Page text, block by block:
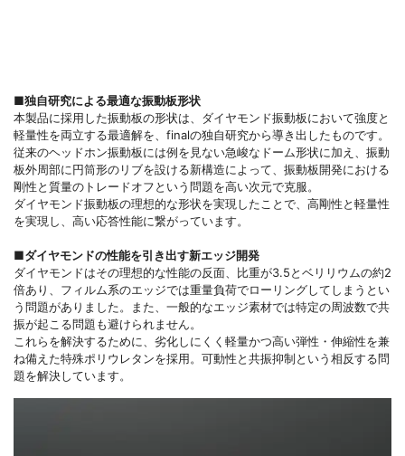
■独自研究による最適な振動板形状
本製品に採用した振動板の形状は、ダイヤモンド振動板において強度と
軽量性を両立する最適解を、finalの独自研究から導き出したものです。
従来のヘッドホン振動板には例を見ない急峻なドーム形状に加え、振動
板外周部に円筒形のリブを設ける新構造によって、振動板開発における
剛性と質量のトレードオフという問題を高い次元で克服。
ダイヤモンド振動板の理想的な形状を実現したことで、高剛性と軽量性
を実現し、高い応答性能に繋がっています。
■ダイヤモンドの性能を引き出す新エッジ開発
ダイヤモンドはその理想的な性能の反面、比重が3.5とベリリウムの約2
倍あり、フィルム系のエッジでは重量負荷でローリングしてしまうとい
う問題がありました。また、一般的なエッジ素材では特定の周波数で共
振が起こる問題も避けられません。
これらを解決するために、劣化しにくく軽量かつ高い弾性・伸縮性を兼
ね備えた特殊ポリウレタンを採用。可動性と共振抑制という相反する問
題を解決しています。